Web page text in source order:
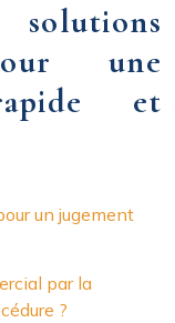
une
et
un jugement
par la
?